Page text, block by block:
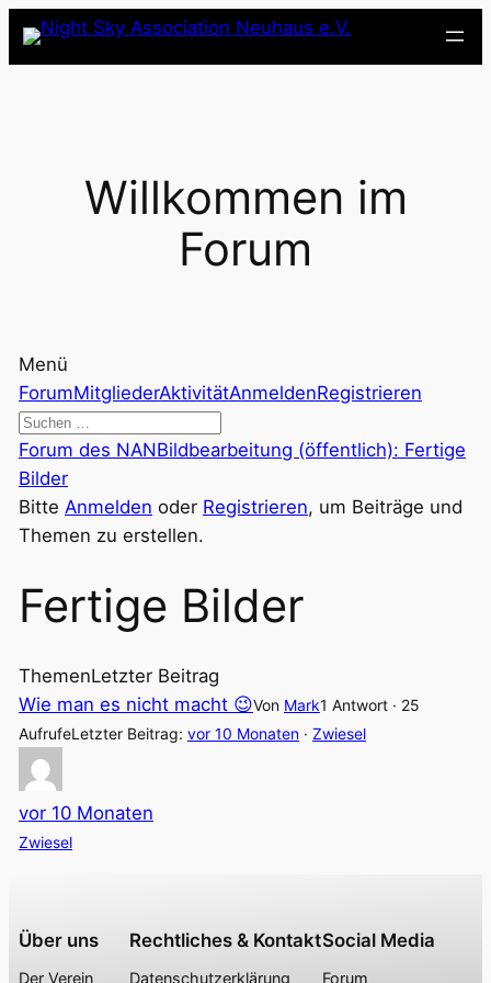
Zum
Inhalt
Willkommen im
Forum
Menü
Forum-
Navigation
ForumMitgliederAktivitätAnmeldenRegistrieren
Forum-
Breadcrumbs
–
Du
hier:
Forum des NANBildbearbeitung (öffentlich): Fertige
Bilder
Bitte Anmelden oder Registrieren, um Beiträge und
Themen zu erstellen.
Fertige Bilder
ThemenLetzter Beitrag
Wie man es nicht macht 😉Von Mark1 Antwort · 25
AufrufeLetzter Beitrag: vor 10 Monaten · Zwiesel
vor 10 Monaten
Zwiesel
Über uns
Der Verein
Rechtliches & Kontakt
Datenschutzerklärung
Social Media
Forum